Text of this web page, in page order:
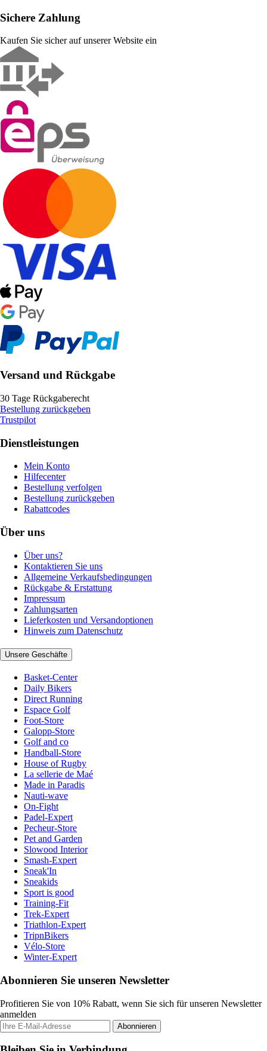
Sichere Zahlung
Kaufen Sie sicher auf unserer Website ein
Versand und Rückgabe
30 Tage Rückgaberecht
Bestellung zurückgeben
Trustpilot
Dienstleistungen
Mein Konto
Hilfecenter
Bestellung verfolgen
Bestellung zurückgeben
Rabattcodes
Über uns
Über uns?
Kontaktieren Sie uns
Allgemeine Verkaufsbedingungen
Rückgabe & Erstattung
Impressum
Zahlungsarten
Lieferkosten und Versandoptionen
Hinweis zum Datenschutz
Unsere Geschäfte
Basket-Center
Daily Bikers
Direct Running
Espace Golf
Foot-Store
Galopp-Store
Golf and co
Handball-Store
House of Rugby
La sellerie de Maé
Made in Paradis
Nauti-wave
On-Fight
Padel-Expert
Pecheur-Store
Pet and Garden
Slowood Interior
Smash-Expert
Sneak'In
Sneakids
Sport is good
Training-Fit
Trek-Expert
Triathlon-Expert
TripnBikers
Vélo-Store
Winter-Expert
Abonnieren Sie unseren Newsletter
Profitieren Sie von 10% Rabatt, wenn Sie sich für unseren Newsletter
anmelden
Abonnieren